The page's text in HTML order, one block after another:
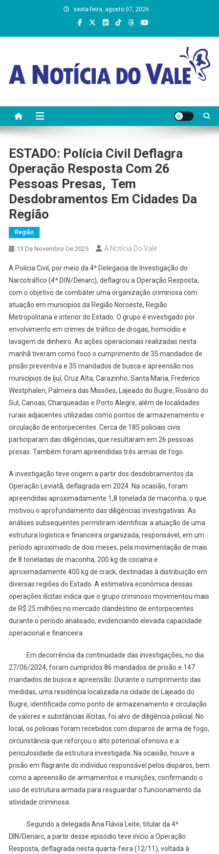
sexta-feira, agosto 07, 2026
ESTADO: Polícia Civil Deflagra
Operação Resposta Com 26
Pessoas Presas, Tem
Desdobramentos Em Cidades Da
Região
Região
13 De Novembro De 2025 A Notícia Do Vale
A Polícia Civil, por meio da 4ª Delegacia de Investigação do
Narcotráfico (4ª DIN/Denarc), deflagrou a Operação Resposta,
com o objetivo de combater uma organização criminosa com
atuação em municípios da Região Noroeste, Região
Metropolitana e interior do Estado. O grupo é investigado por
envolvimento em crimes de tráfico de drogas, homicídio e
lavagem de dinheiro. As ações operacionais realizadas nesta
manhã tiveram como foco o cumprimento de 35 mandados de
prisão preventiva e 35 mandados de busca e apreensão nos
municípios de Ijuí, Cruz Alta, Carazinho, Santa Maria, Frederico
Westphalen, Palmeira das Missões, Lajeado do Bugre, Rosário do
Sul, Canoas, Charqueadas e Porto Alegre, além de localidades
rurais adjacentes utilizadas como pontos de armazenamento e
circulação de entorpecentes. Cerca de 185 policiais civis
participaram das diligências, que resultaram em 26 pessoas
presas. Também foram apreendidas três armas de fogo.
A investigação teve origem a partir dos desdobramentos da
Operação Leviatã, deflagrada em 2024. Na ocasião, foram
apreendidas aproximadamente 1,8 tonelada de maconha, o que
motivou o aprofundamento das diligências investigativas. As
análises subsequentes permitiram identificar a atuação de uma
estrutura logística e financeira organizada, responsável, em um
período aproximado de dois meses, pela movimentação de mais
de 8 toneladas de maconha, 200 kg de cocaína e
aproximadamente 400 kg de crack, destinadas à distribuição em
diversas regiões do Estado. A estimativa econômica dessas
operações ilícitas indica que o grupo criminoso movimentou mais
de R$ 25 milhões no mercado clandestino de entorpecentes
durante o período analisado, evidenciando elevada capacidade
operacional e financeira.
Em decorrência da continuidade das investigações, no dia
27/06/2024, foram cumpridos 86 mandados de prisão e 147
mandados de busca e apreensão. Durante o cumprimento das
medidas, uma residência localizada na cidade de Lajeado do
Bugre, identificada como ponto de armazenamento e circulação
de valores e substâncias ilícitas, foi alvo de diligência policial. No
local, os policiais foram recebidos com disparos de arma de fogo,
circunstância que reforçou o alto potencial ofensivo e a
periculosidade da estrutura investigada. Na ocasião, houve a
prisão em flagrante do indivíduo responsável pelos disparos, bem
como a apreensão de armamentos e munições, confirmando o
uso de estrutura armada para resguardar o funcionamento da
atividade criminosa.
Segundo a delegada Ana Flávia Leite, titular da 4ª
DIN/Denarc, a partir desse episódio teve início a Operação
Resposta, deflagrada nesta quarta-feira (12/11), voltada à